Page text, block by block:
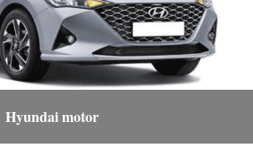
Hyundai motor